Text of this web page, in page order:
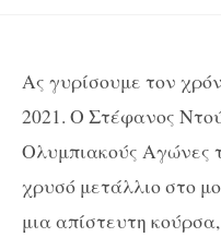
Ας γυρίσουμε τον
2021. Ο Στέφανος
Ολυμπιακούς Αγώνες
χρυσό μετάλλιο στο
μια απίστευτη